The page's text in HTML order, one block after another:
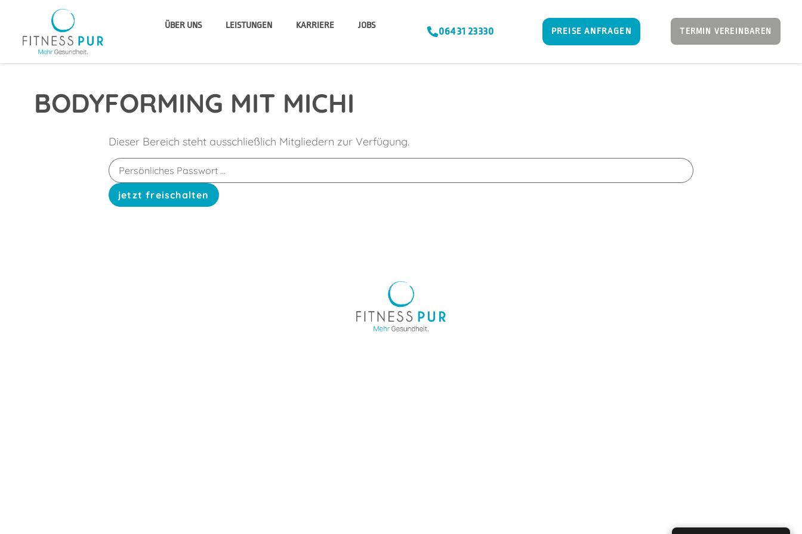
ÜBER UNS LEISTUNGEN KARRIERE JOBS 06431 23330 PREISE ANFRAGEN TERMIN VEREINBAREN
BODYFORMING MIT MICHI
Dieser Bereich steht ausschließlich Mitgliedern zur Verfügung.